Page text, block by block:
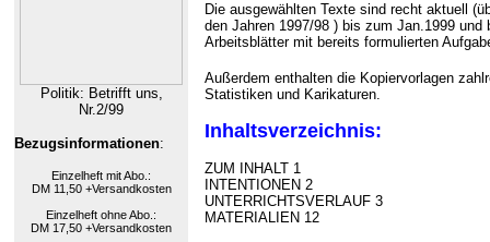
Politik: Betrifft uns,
Nr.2/99
Bezugsinformationen:
Einzelheft mit Abo.:
DM 11,50 +Versandkosten
Einzelheft ohne Abo.:
DM 17,50 +Versandkosten
Die ausgewählten Texte sind recht aktuell
den Jahren 1997/98 ) bis zum Jan.1999 und
Arbeitsblätter mit bereits formulierten
Außerdem enthalten die Kopiervorlagen
Statistiken und Karikaturen.
Inhaltsverzeichnis:
ZUM INHALT 1
INTENTIONEN 2
UNTERRICHTSVERLAUF 3
MATERIALIEN 12